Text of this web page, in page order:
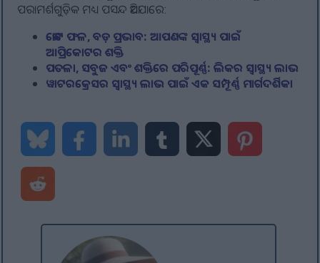
ପରାମର୍ଶଗୁଡ଼ିକ ମଧ୍ୟ ପସନ୍ଦ ଆସିପାରେ:
ଛୋଟ ଫଳ, ବଡ଼ ପ୍ରଭାବ: ଆପଣଙ୍କ ସ୍ୱାସ୍ଥ୍ୟ ପାଇଁ
ଆପ୍ରିକୋଟର ଶକ୍ତି
ପତଳା, ସବୁଜ ଏବଂ ଶକ୍ତିରେ ପରିପୂର୍ଣ୍ଣ: ଲିକର ସ୍ୱାସ୍ଥ୍ୟ ଲାଭ
ୱାଟରକ୍ରେସର ସ୍ୱାସ୍ଥ୍ୟ ଲାଭ ପାଇଁ ଏକ ସମ୍ପୂର୍ଣ୍ଣ ମାର୍ଗଦର୍ଶିକା